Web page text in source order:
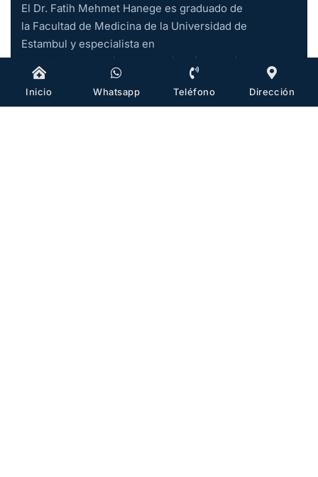
El Dr. Fatih Mehmet Hanege es graduado de
la Facultad de Medicina de la Universidad de
Estambul y especialista en
otorrinolaringología. Completó su formación
en cirugía plástica en el extranjero y abrió su
consulta privada en Estambul en 2019. Se
Inicio Whatsapp Teléfono Dirección